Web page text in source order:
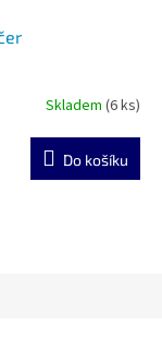
Skladem (6 ks)
Do košíku